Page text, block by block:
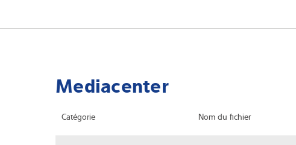
Mediacenter
Catégorie Nom du fichier